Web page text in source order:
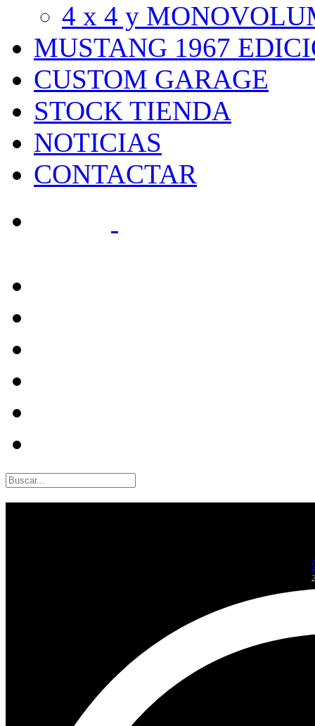
4 x 4 y
MUSTANG 1967
CUSTOM GARAGE
STOCK TIENDA
NOTICIAS
CONTACTAR